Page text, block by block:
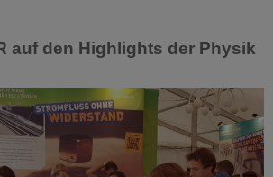
auf den Highlights der Physik